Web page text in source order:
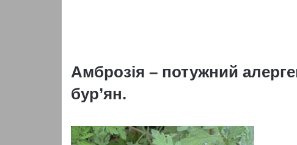
Амброзія – потужний
бур’ян.